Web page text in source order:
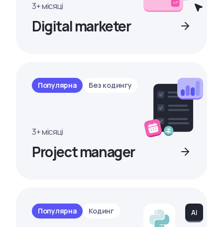
3+ місяці
Digital marketer
Популярна Без кодингу
3+ місяці
Project manager
Популярна Кодинг